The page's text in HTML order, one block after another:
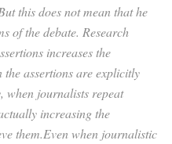
this does not mean that he
of the debate. Research
increases the
assertions are explicitly
when journalists repeat
increasing the
them.Even when journalistic